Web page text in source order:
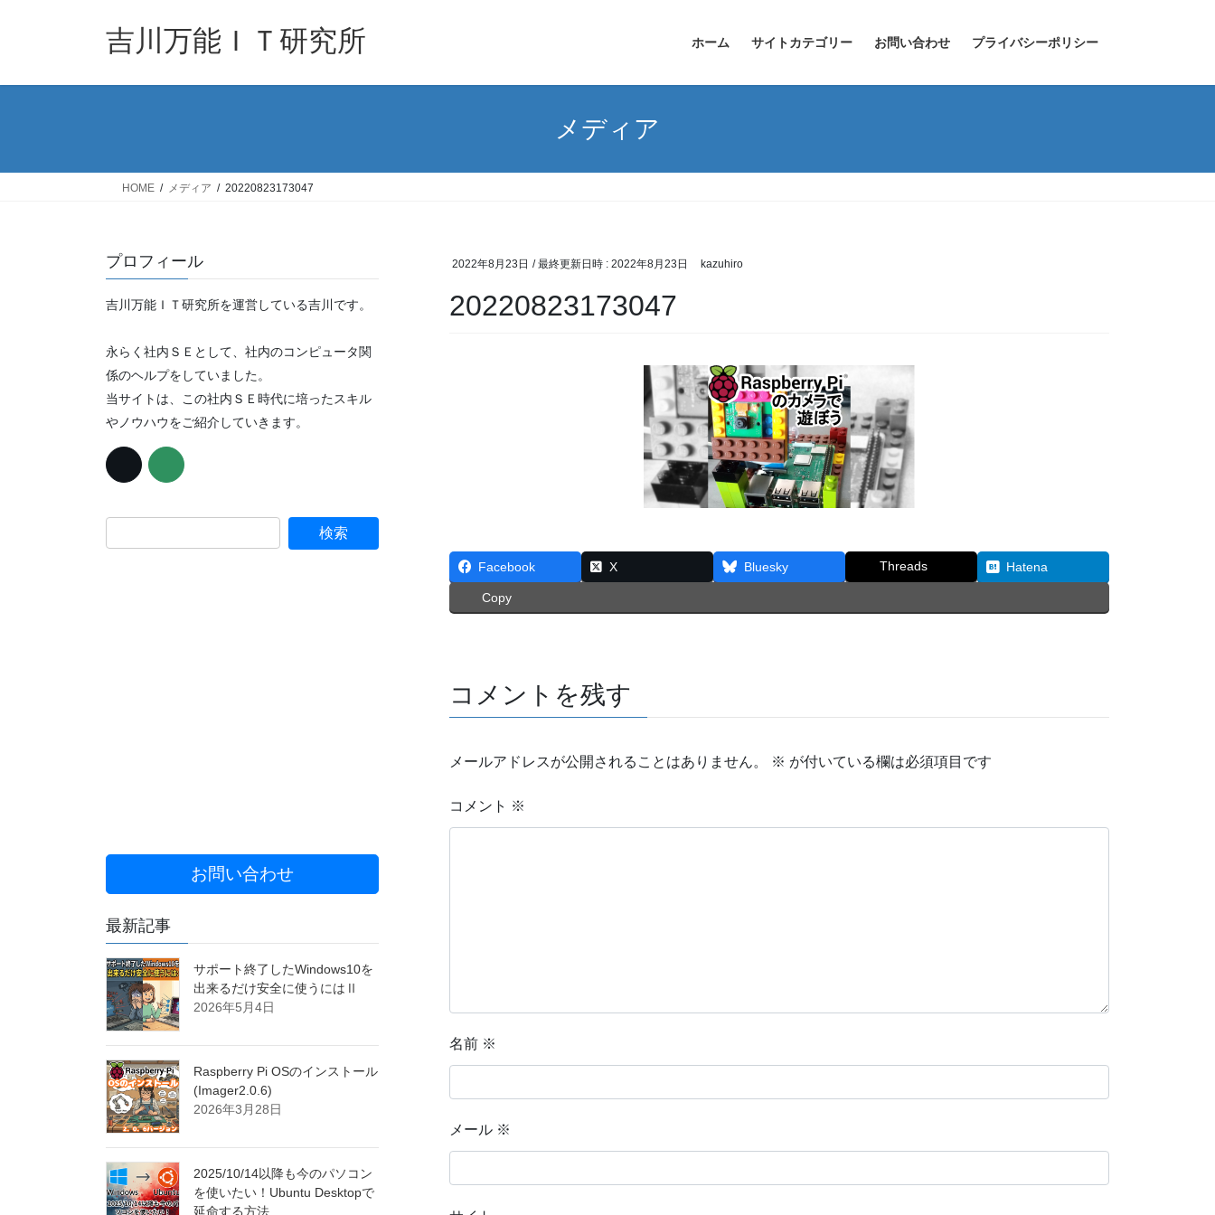
吉川万能ＩＴ研究所 ホーム サイトカテゴリー お問い合わせ プライバシーポリシー
メディア
HOME メディア 20220823173047
2022年8月23日 / 最終更新日時 : 2022年8月23日 kazuhiro
20220823173047
Facebook X Bluesky Threads Hatena
Copy
コメントを残す
メールアドレスが公開されることはありません。 ※ が付いている欄は必須項目です
コメント ※
名前 ※
メール ※
プロフィール
吉川万能ＩＴ研究所を運営している吉川です。
永らく社内ＳＥとして、社内のコンピュータ関
係のヘルプをしていました。
当サイトは、この社内ＳＥ時代に培ったスキル
やノウハウをご紹介していきます。
お問い合わせ
最新記事
サポート終了したWindows10を
出来るだけ安全に使うにはⅡ
2026年5月4日
Raspberry Pi OSのインストール
(Imager2.0.6)
2026年3月28日
2025/10/14以降も今のパソコン
を使いたい！Ubuntu Desktopで
延命する方法